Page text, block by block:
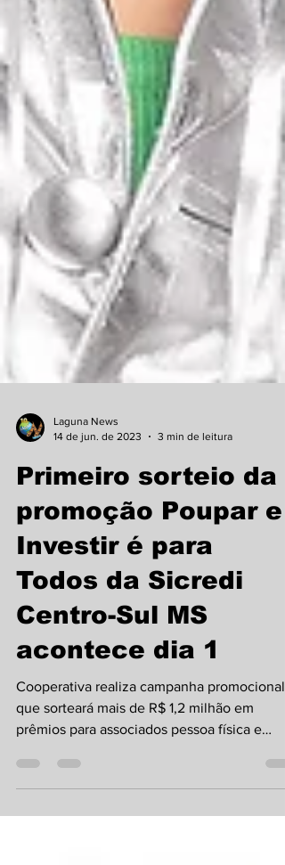
Laguna News
14 de jun. de 2023
3 min de leitura
Primeiro sorteio da
promoção Poupar e
Investir é para
Todos da Sicredi
Centro-Sul MS
acontece dia 1
Cooperativa realiza campanha promocional
prêmios para associados pessoa física e
jurídica A Sicredi...